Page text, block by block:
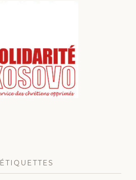
ÉTIQUETTES